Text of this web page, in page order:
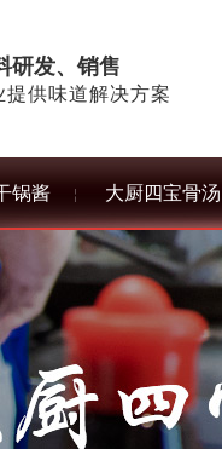
研发、销售
提供味道解决方案
锅酱 大厨四宝骨汤